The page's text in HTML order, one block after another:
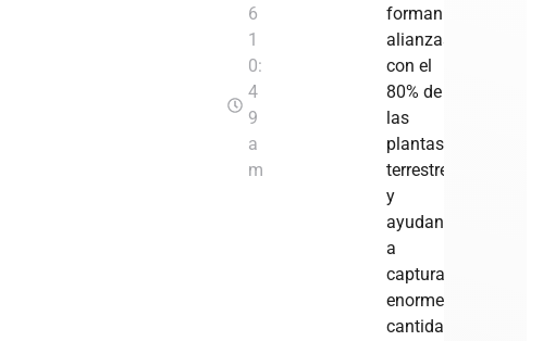
6
1
0:
4
9
a
m
forman
alianzas
con el
80% de
las
plantas
terrestres
y
ayudan
a
capturar
enormes
cantidades